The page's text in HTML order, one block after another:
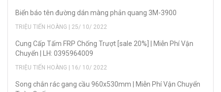
Biển báo tên đường dán màng phản quang 3M-3900
TRIỆU TIẾN HOÀNG | 25/ 10/ 2022
Cung Cấp Tấm FRP Chống Trượt [sale 20%] | Miễn Phí Vận
Chuyển | LH: 0395964009
TRIỆU TIẾN HOÀNG | 16/ 10/ 2022
Song chắn rác gang cầu 960x530mm | Miễn Phí Vận Chuyển